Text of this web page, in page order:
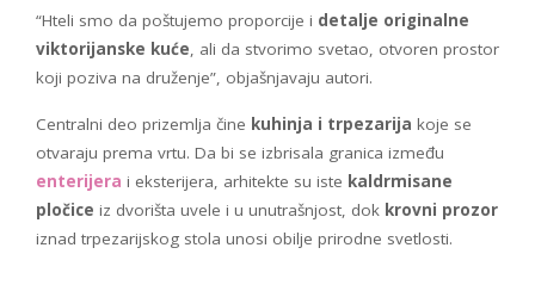
“Hteli smo da poštujemo proporcije i detalje originalne
viktorijanske kuće , ali da stvorimo svetao, otvoren prostor
koji poziva na druženje”, objašnjavaju autori.
Centralni deo prizemlja čine kuhinja i trpezarija koje se
otvaraju prema vrtu. Da bi se izbrisala granica između
enterijera i eksterijera, arhitekte su iste kaldrmisane
pločice iz dvorišta uvele i u unutrašnjost, dok krovni prozor
iznad trpezarijskog stola unosi obilje prirodne svetlosti.